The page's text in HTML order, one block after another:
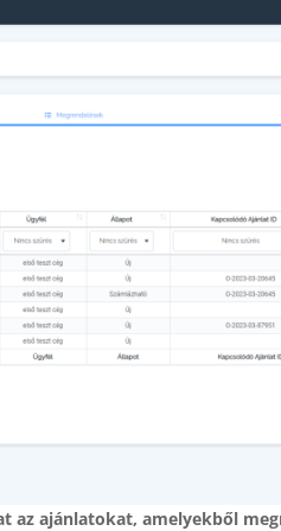
az ajánlatokat, amelyekből